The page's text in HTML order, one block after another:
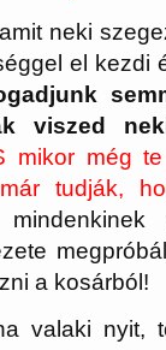
neki
el kezdi
viszed
mikor még
tudják,
a kosárból!
valaki nyit,